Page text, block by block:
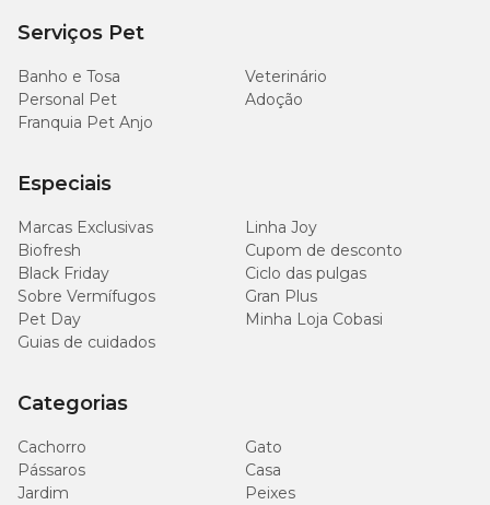
Serviços Pet
Banho e Tosa
Veterinário
Personal Pet
Adoção
Franquia Pet Anjo
Especiais
Marcas Exclusivas
Linha Joy
Biofresh
Cupom de desconto
Black Friday
Ciclo das pulgas
Sobre Vermífugos
Gran Plus
Pet Day
Minha Loja Cobasi
Guias de cuidados
Categorias
Cachorro
Gato
Pássaros
Casa
Jardim
Peixes